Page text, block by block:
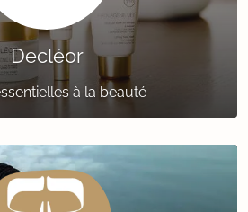
Decléor
à la beauté